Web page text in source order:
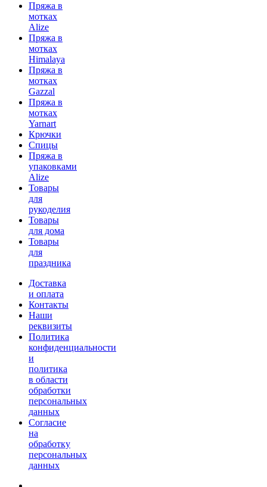
Пряжа в
мотках
Alize
Пряжа в
мотках
Himalaya
Пряжа в
мотках
Gazzal
Пряжа в
мотках
Yarnart
Крючки
Спицы
Пряжа в
упаковками
Alize
Товары
для
рукоделия
Товары
для дома
Товары
для
праздника
Доставка
и оплата
Контакты
Наши
реквизиты
Политика
конфиденциальности
и
политика
в области
обработки
персональных
данных
Согласие
на
обработку
персональных
данных